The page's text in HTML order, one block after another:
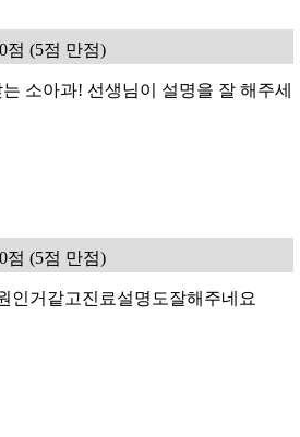
점 (5점 만점)
소아과! 선생님이 설명을 잘 해주세
점 (5점 만점)
인거같고진료설명도잘해주네요